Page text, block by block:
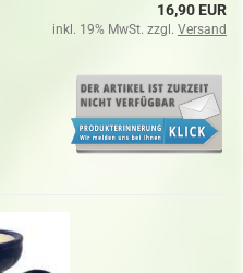
16,90 EUR
inkl. 19% MwSt. zzgl. Versand